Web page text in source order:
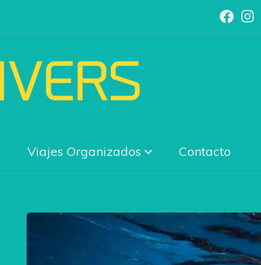
Viajes Organizados Contacto